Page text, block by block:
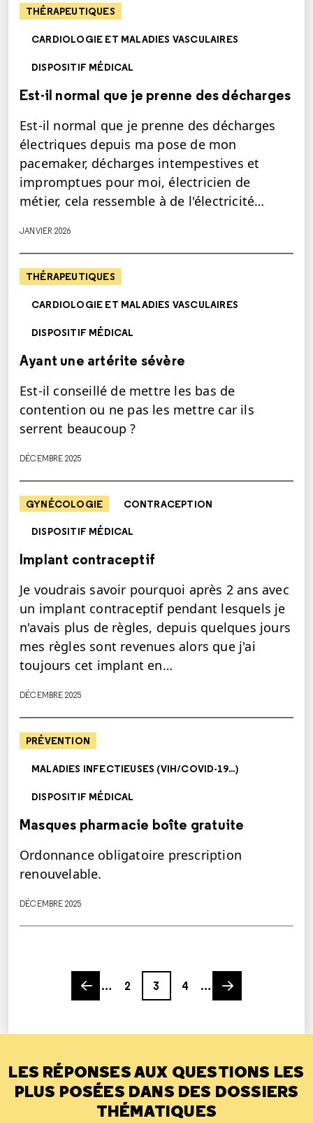
THÉRAPEUTIQUES
CARDIOLOGIE ET MALADIES VASCULAIRES
DISPOSITIF MÉDICAL
Est-il normal que je prenne des décharges
Est-il normal que je prenne des décharges
électriques depuis ma pose de mon
pacemaker, décharges intempestives et
impromptues pour moi, électricien de
métier, cela ressemble à de l'électricité…
JANVIER 2026
THÉRAPEUTIQUES
CARDIOLOGIE ET MALADIES VASCULAIRES
DISPOSITIF MÉDICAL
Ayant une artérite sévère
Est-il conseillé de mettre les bas de
contention ou ne pas les mettre car ils
serrent beaucoup ?
DÉCEMBRE 2025
GYNÉCOLOGIE CONTRACEPTION
DISPOSITIF MÉDICAL
Implant contraceptif
Je voudrais savoir pourquoi après 2 ans avec
un implant contraceptif pendant lesquels je
n'avais plus de règles, depuis quelques jours
mes règles sont revenues alors que j'ai
toujours cet implant en…
DÉCEMBRE 2025
PRÉVENTION
MALADIES INFECTIEUSES (VIH/COVID-19...)
DISPOSITIF MÉDICAL
Masques pharmacie boîte gratuite
Ordonnance obligatoire prescription
renouvelable.
DÉCEMBRE 2025
Previous page
…
2
Page
3
4
…
Next page
LES RÉPONSES AUX QUESTIONS LES
PLUS POSÉES DANS DES DOSSIERS
THÉMATIQUES